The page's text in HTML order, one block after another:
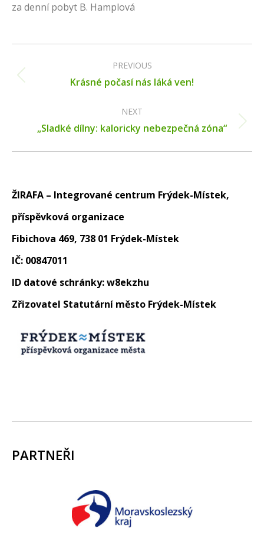
za denní pobyt B. Hamplová
navigation
PREVIOUS
Previous
Krásné počasí nás láká ven!
NEXT
Next
„Sladké dílny: kaloricky nebezpečná zóna“
ŽIRAFA – Integrované centrum Frýdek-Místek,
příspěvková organizace
Fibichova 469, 738 01 Frýdek-Místek
IČ: 00847011
ID datové schránky: w8ekzhu
Zřizovatel Statutární město Frýdek-Místek
PARTNEŘI